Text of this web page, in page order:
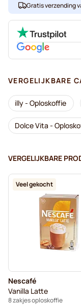
Gratis verzending
VERGELIJKBARE
illy - Oploskoffie
Dolce Vita -
VERGELIJKBARE
Veel gekocht
Nescafé
Vanilla Latte
8 zakjes oploskoffie